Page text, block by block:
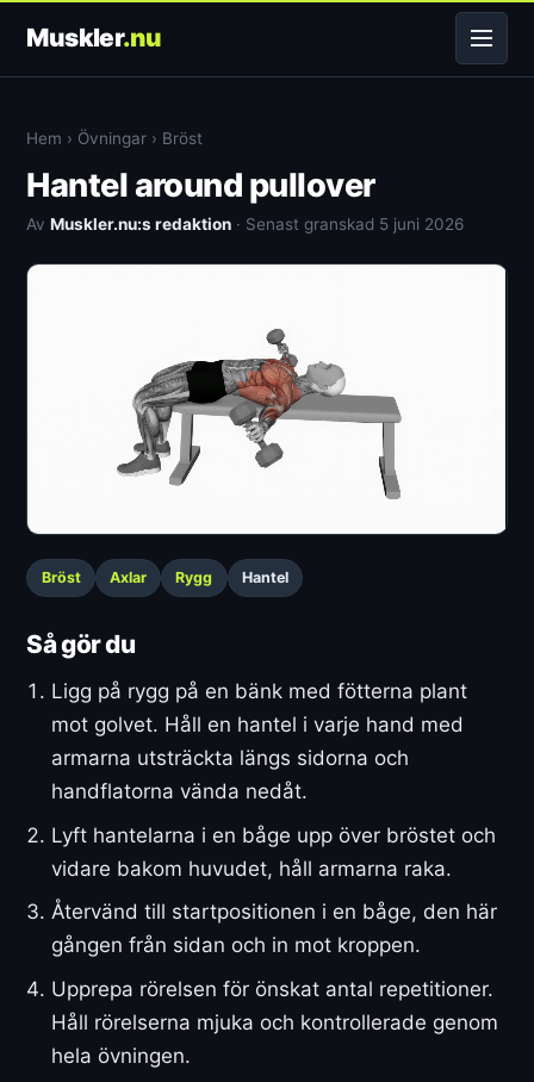
Muskler.nu
Hem › Övningar › Bröst
Hantel around pullover
AvMuskler.nu:s redaktion · Senast granskad 5 juni 2026
Bröst Axlar Rygg Hantel
Så gör du
Ligg på rygg på en bänk med fötterna plant
mot golvet. Håll en hantel i varje hand med
armarna utsträckta längs sidorna och
handflatorna vända nedåt.
Lyft hantelarna i en båge upp över bröstet och
vidare bakom huvudet, håll armarna raka.
Återvänd till startpositionen i en båge, den här
gången från sidan och in mot kroppen.
Upprepa rörelsen för önskat antal repetitioner.
Håll rörelserna mjuka och kontrollerade genom
hela övningen.